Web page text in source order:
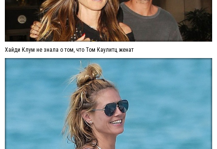
Хайди Клум не знала о том, что Том Каулитц женат